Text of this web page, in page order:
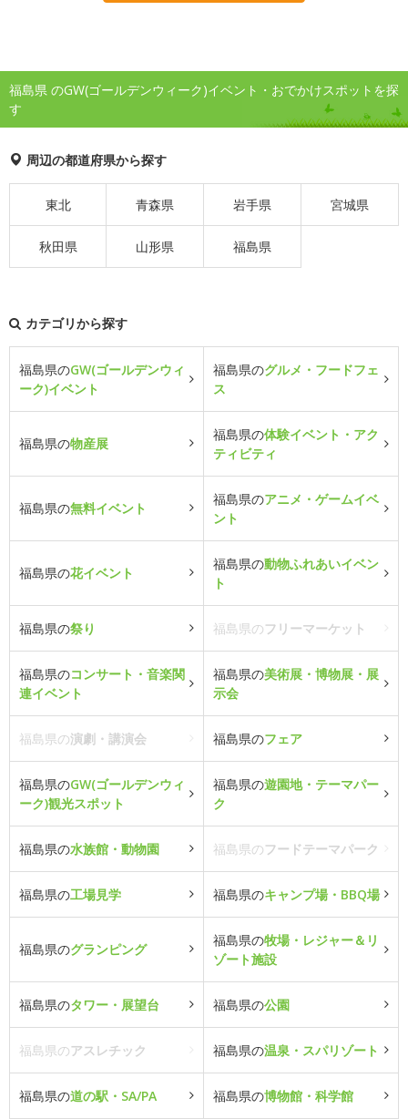
福島県 のGW(ゴールデンウィーク)イベント・おでかけスポットを探
す
周辺の都道府県から探す
東北 青森県 岩手県 宮城県
秋田県 山形県 福島県
カテゴリから探す
福島県のGW(ゴールデンウィ
ーク)イベント
福島県のグルメ・フードフェ
ス
福島県の物産展
福島県の体験イベント・アク
ティビティ
福島県の無料イベント
福島県のアニメ・ゲームイベ
ント
福島県の花イベント
福島県の動物ふれあいイベン
ト
福島県の祭り 福島県のフリーマーケット
福島県のコンサート・音楽関
連イベント
福島県の美術展・博物展・展
示会
福島県の演劇・講演会 福島県のフェア
福島県のGW(ゴールデンウィ
ーク)観光スポット
福島県の遊園地・テーマパー
ク
福島県の水族館・動物園 福島県のフードテーマパーク
福島県の工場見学 福島県のキャンプ場・BBQ場
福島県のグランピング
福島県の牧場・レジャー＆リ
ゾート施設
福島県のタワー・展望台 福島県の公園
福島県のアスレチック 福島県の温泉・スパリゾート
福島県の道の駅・SA/PA 福島県の博物館・科学館